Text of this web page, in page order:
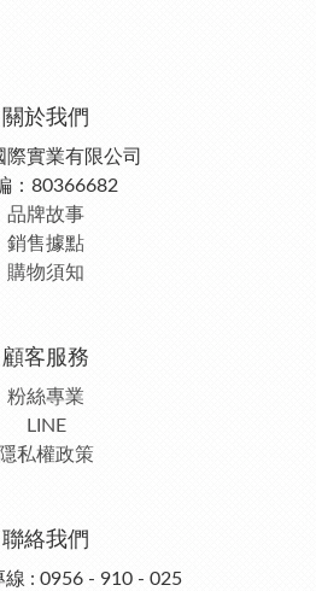
關於我們
際實業有限公司
：80366682
品牌故事
銷售據點
購物須知
顧客服務
粉絲專業
LINE
隱私權政策
聯絡我們
線 : 0956 - 910 - 025